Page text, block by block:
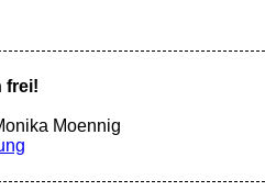
frei!
Moennig